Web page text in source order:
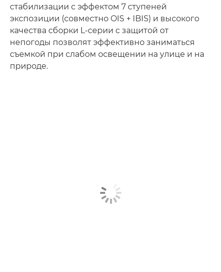
стабилизации с эффектом 7 ступеней
экспозиции (совместно OIS + IBIS) и высокого
качества сборки L-серии с защитой от
непогоды позволят эффективно заниматься
съемкой при слабом освещении на улице и на
природе.